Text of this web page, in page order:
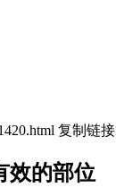
复制链接
效的部位